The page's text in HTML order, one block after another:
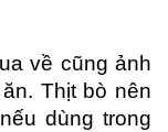
về cũng ảnh
Thịt bò nên
dùng trong